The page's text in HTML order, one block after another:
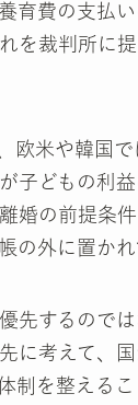
育費の支払
を裁判所に
欧米や韓国
子どもの利益
婚の前提条
の外に置かれ
先するので
に考えて、
制を整えるこ